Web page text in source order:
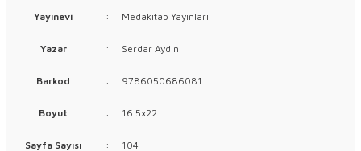
Yayınevi : Medakitap Yayınları
Yazar : Serdar Aydın
Barkod : 9786050686081
Boyut : 16.5x22
Sayfa Sayısı : 104